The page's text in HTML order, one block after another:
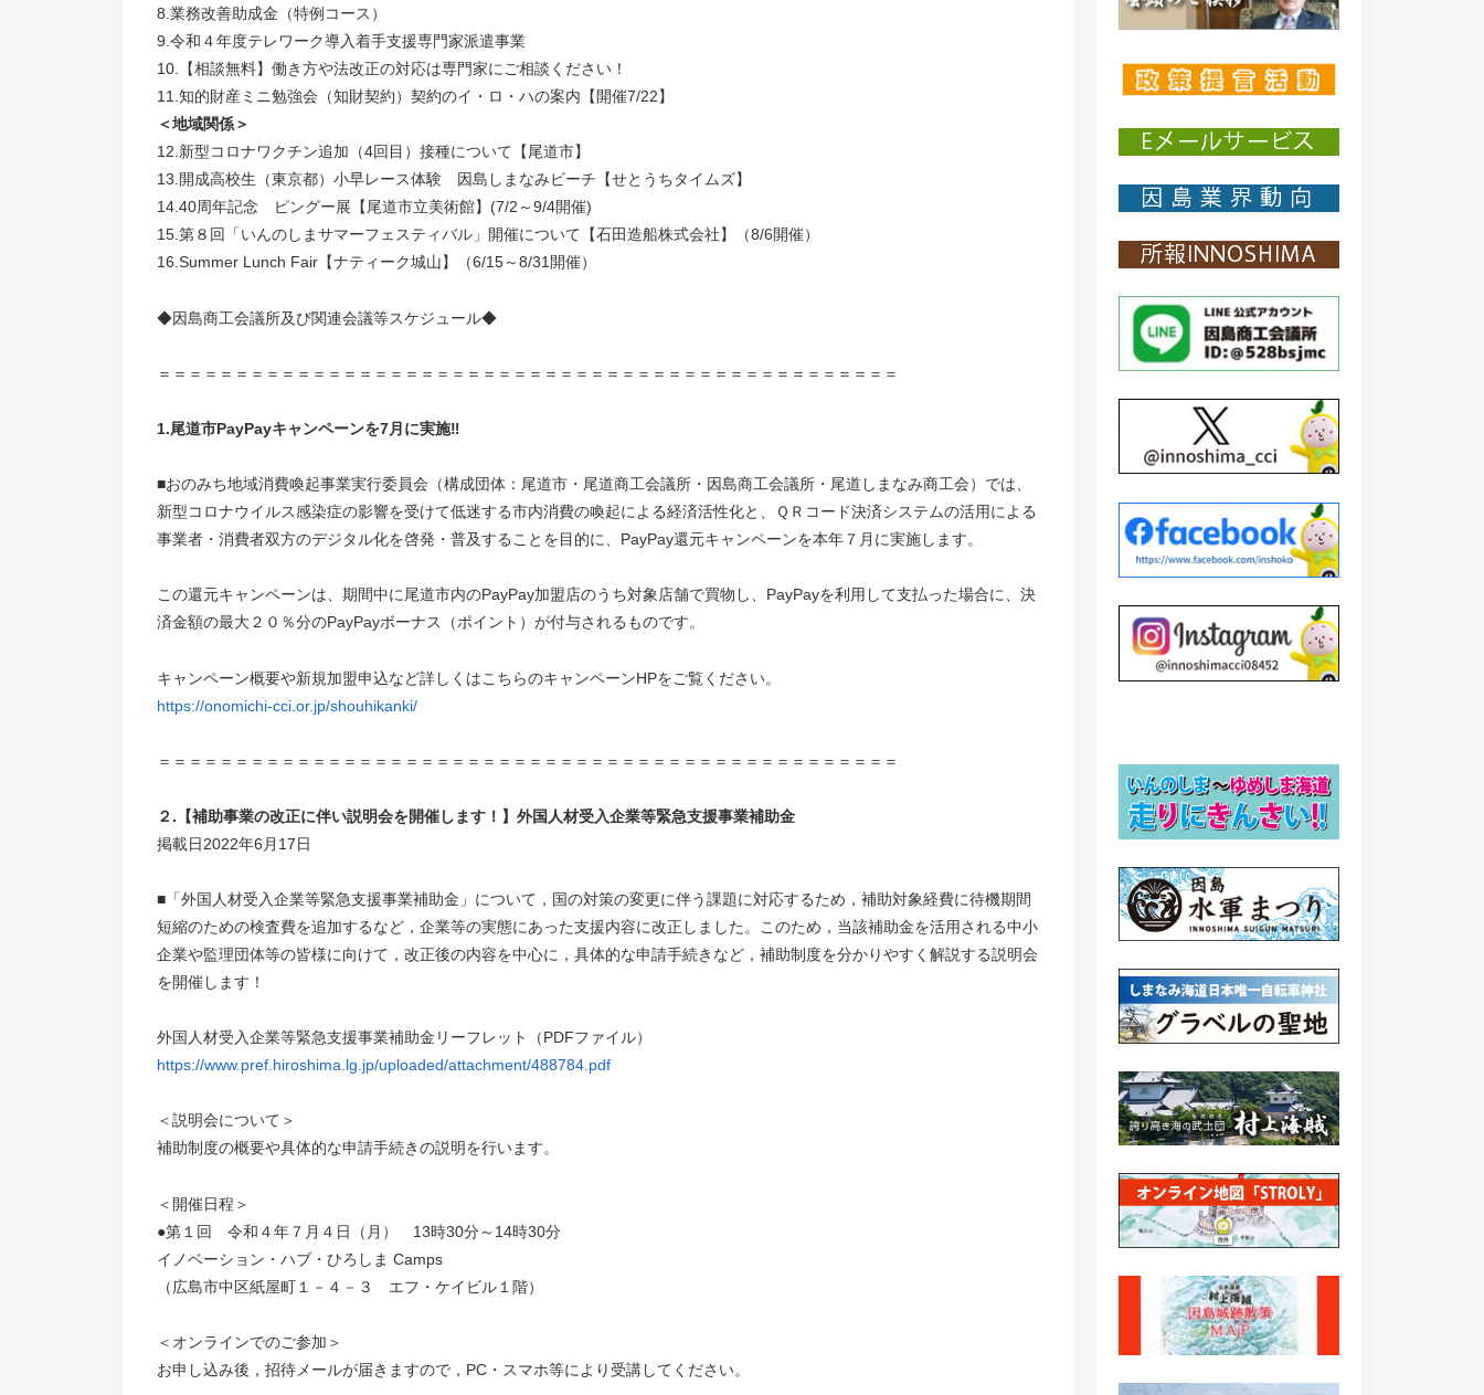
8.業務改善助成金（特例コース）
9.令和４年度テレワーク導入着手支援専門家派遣事業
10.【相談無料】働き方や法改正の対応は専門家にご相談ください！
11.知的財産ミニ勉強会（知財契約）契約のイ・ロ・ハの案内【開催7/22】
＜地域関係＞
12.新型コロナワクチン追加（4回目）接種について【尾道市】
13.開成高校生（東京都）小早レース体験 因島しまなみビーチ【せとうちタイムズ】
14.40周年記念 ピングー展【尾道市立美術館】(7/2～9/4開催)
15.第８回「いんのしまサマーフェスティバル」開催について【石田造船株式会社】（8/6開催）
16.Summer Lunch Fair【ナティーク城山】（6/15～8/31開催）
◆因島商工会議所及び関連会議等スケジュール◆
＝＝＝＝＝＝＝＝＝＝＝＝＝＝＝＝＝＝＝＝＝＝＝＝＝＝＝＝＝＝＝＝＝＝＝＝＝＝＝＝＝＝＝＝＝＝＝＝
1.尾道市PayPayキャンペーンを7月に実施‼
■おのみち地域消費喚起事業実行委員会（構成団体：尾道市・尾道商工会議所・因島商工会議所・尾道しまなみ商工会）では、
新型コロナウイルス感染症の影響を受けて低迷する市内消費の喚起による経済活性化と、ＱＲコード決済システムの活用による
事業者・消費者双方のデジタル化を啓発・普及することを目的に、PayPay還元キャンペーンを本年７月に実施します。
この還元キャンペーンは、期間中に尾道市内のPayPay加盟店のうち対象店舗で買物し、PayPayを利用して支払った場合に、決
済金額の最大２０％分のPayPayボーナス（ポイント）が付与されるものです。
キャンペーン概要や新規加盟申込など詳しくはこちらのキャンペーンHPをご覧ください。
https://onomichi-cci.or.jp/shouhikanki/
＝＝＝＝＝＝＝＝＝＝＝＝＝＝＝＝＝＝＝＝＝＝＝＝＝＝＝＝＝＝＝＝＝＝＝＝＝＝＝＝＝＝＝＝＝＝＝＝
２.【補助事業の改正に伴い説明会を開催します！】外国人材受入企業等緊急支援事業補助金
掲載日2022年6月17日
■「外国人材受入企業等緊急支援事業補助金」について，国の対策の変更に伴う課題に対応するため，補助対象経費に待機期間
短縮のための検査費を追加するなど，企業等の実態にあった支援内容に改正しました。このため，当該補助金を活用される中小
企業や監理団体等の皆様に向けて，改正後の内容を中心に，具体的な申請手続きなど，補助制度を分かりやすく解説する説明会
を開催します！
外国人材受入企業等緊急支援事業補助金リーフレット（PDFファイル）
https://www.pref.hiroshima.lg.jp/uploaded/attachment/488784.pdf
＜説明会について＞
補助制度の概要や具体的な申請手続きの説明を行います。
＜開催日程＞
●第１回 令和４年７月４日（月） 13時30分～14時30分
イノベーション・ハブ・ひろしま Camps
（広島市中区紙屋町１－４－３ エフ・ケイビル１階）
＜オンラインでのご参加＞
お申し込み後，招待メールが届きますので，PC・スマホ等により受講してください。